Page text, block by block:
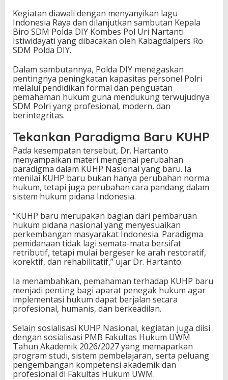
Kegiatan diawali dengan menyanyikan lagu
Indonesia Raya dan dilanjutkan sambutan Kepala
Biro SDM Polda DIY Kombes Pol Uri Nartanti
Istiwidayati yang dibacakan oleh Kabagdalpers Ro
SDM Polda DIY.
Dalam sambutannya, Polda DIY menegaskan
pentingnya peningkatan kapasitas personel Polri
melalui pendidikan formal dan penguatan
pemahaman hukum guna mendukung terwujudnya
SDM Polri yang profesional, modern, dan
berintegritas.
Tekankan Paradigma Baru KUHP
Pada kesempatan tersebut, Dr. Hartanto
menyampaikan materi mengenai perubahan
paradigma dalam KUHP Nasional yang baru. Ia
menilai KUHP baru bukan hanya perubahan norma
hukum, tetapi juga perubahan cara pandang dalam
sistem hukum pidana Indonesia.
“KUHP baru merupakan bagian dari pembaruan
hukum pidana nasional yang menyesuaikan
perkembangan masyarakat Indonesia. Paradigma
pemidanaan tidak lagi semata-mata bersifat
retributif, tetapi mulai bergeser ke arah restoratif,
korektif, dan rehabilitatif,” ujar Dr. Hartanto.
Ia menambahkan, pemahaman terhadap KUHP baru
menjadi penting bagi aparat penegak hukum agar
implementasi hukum dapat berjalan secara
profesional, humanis, dan berkeadilan.
Selain sosialisasi KUHP Nasional, kegiatan juga diisi
dengan sosialisasi PMB Fakultas Hukum UWM
Tahun Akademik 2026/2027 yang memaparkan
program studi, sistem pembelajaran, serta peluang
pengembangan kompetensi akademik dan
profesional di Fakultas Hukum UWM.